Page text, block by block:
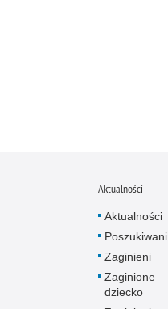
Aktualności
Aktualności
Poszukiwani
Zaginieni
Zaginione
dziecko